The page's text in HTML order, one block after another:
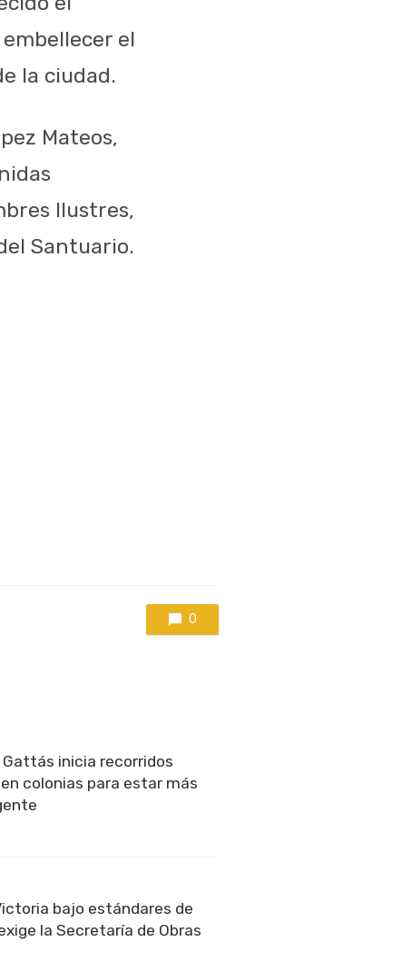
el
la ciudad.
Mateos,
Ilustres,
Santuario.
0
inicia recorridos
colonias para estar más
bajo estándares de
la Secretaría de Obras